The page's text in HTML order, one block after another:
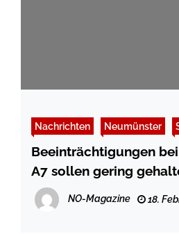
Nachrichten Neumünster
Beeinträchtigungen
A7 sollen gering
NO-Magazine 18.